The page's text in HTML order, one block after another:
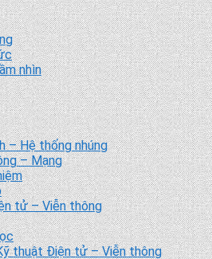
nhìn
– Hệ thống nhúng
– Mạng
tử – Viễn thông
thuật Điện tử – Viễn thông